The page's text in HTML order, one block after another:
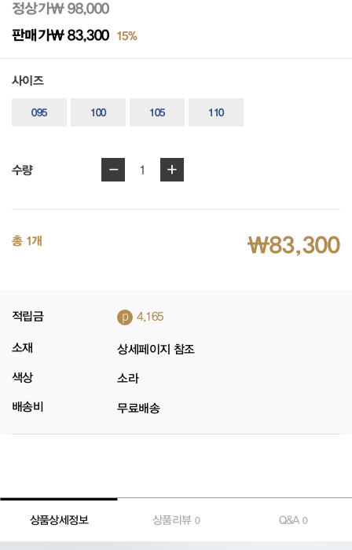
정상가₩ 98,000
판매가₩ 83,300 15%
사이즈
095 100 105 110
수량 - 1 +
총 1개 ₩83,300
적립금 p 4,165
소재 상세페이지 참조
색상 소라
배송비 무료배송
상품상세정보 상품리뷰 0 Q&A0